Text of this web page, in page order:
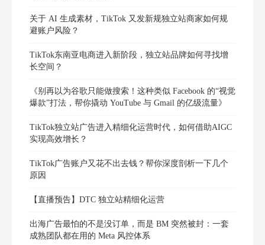
关于 AI 生成素材，TikTok 又发新规独立站商家如何规
避账户风险？
TikTok东南亚电商进入新阶段，独立站品牌如何寻找增
长空间？
《别再以为谷歌只能做搜索！这种类似 Facebook 的“视觉
爆款”打法，帮你撬动 YouTube 与 Gmail 的亿级流量》
TikTok独立站广告进入精细化运营时代，如何借助AIGC
实现高效增长？
TikTok广告账户又花不出去钱？帮你深度剖析一下几个
原因
【直播预告】DTC 独立站精细化运营
出海广告最怕的不是没订单，而是 BM 突然被封：一套
成熟团队都在用的 Meta 风控体系